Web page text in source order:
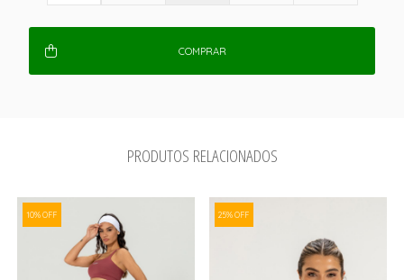
COMPRAR
PRODUTOS RELACIONADOS
10% OFF 25% OFF